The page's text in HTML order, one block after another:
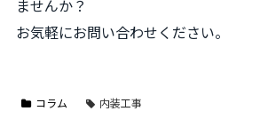
ませんか？
お気軽にお問い合わせください。
コラム 内装工事